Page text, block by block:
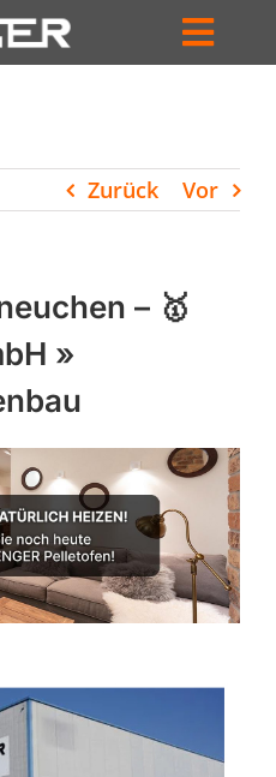
Zurück Vor
– 🥇
»